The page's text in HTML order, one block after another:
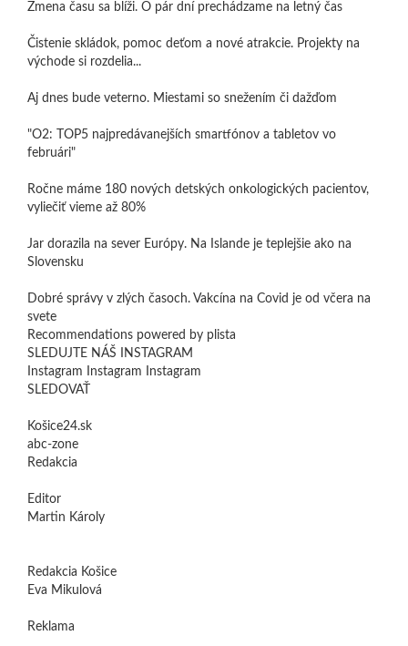
Zmena času sa blíži. O pár dní prechádzame na letný čas
Čistenie skládok, pomoc deťom a nové atrakcie. Projekty na
východe si rozdelia...
Aj dnes bude veterno. Miestami so snežením či dažďom
"O2: TOP5 najpredávanejších smartfónov a tabletov vo
februári"
Ročne máme 180 nových detských onkologických pacientov,
vyliečiť vieme až 80%
Jar dorazila na sever Európy. Na Islande je teplejšie ako na
Slovensku
Dobré správy v zlých časoch. Vakcína na Covid je od včera na
svete
Recommendations powered by plista
SLEDUJTE NÁŠ INSTAGRAM
Instagram Instagram Instagram
SLEDOVAŤ
Košice24.sk
abc-zone
Redakcia
Editor
Martin Károly
Redakcia Košice
Eva Mikulová
Reklama